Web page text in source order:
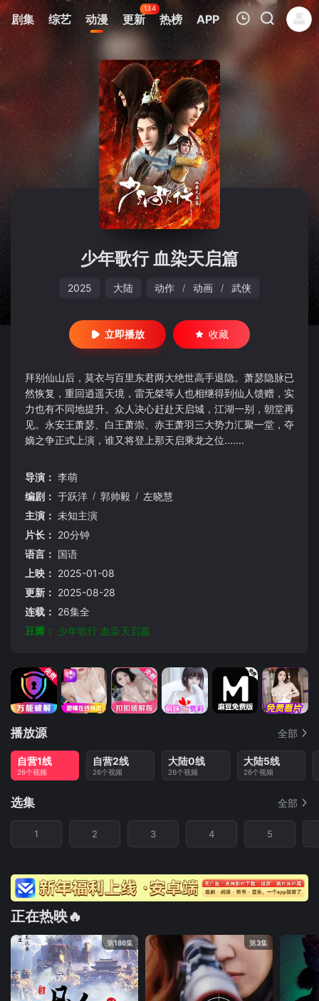
剧集 综艺 动漫 更新
134
热榜 APP
我的观影记录
暂无观看影片的记录
少年歌行 血染天启篇
2025 大陆 动作 / 动画 / 武侠
立即播放 收藏
拜别仙山后，莫衣与百里东君两大绝世高手退隐。萧瑟隐脉已
然恢复，重回逍遥天境，雷无桀等人也相继得到仙人馈赠，实
力也有不同地提升。众人决心赶赴天启城，江湖一别，朝堂再
见。永安王萧瑟、白王萧崇、赤王萧羽三大势力汇聚一堂，夺
嫡之争正式上演，谁又将登上那天启乘龙之位.......
导演： 李萌
编剧： 于跃洋 / 郭帅毅 / 左晓慧
主演： 未知主演
片长： 20分钟
语言： 国语
上映： 2025-01-08
更新： 2025-08-28
连载： 26集全
豆瓣： 少年歌行 血染天启篇
播放源 全部
自营1线
26个视频
自营2线
26个视频
大陆0线
26个视频
大陆5线
26个视频
选集 全部
1 2 3 4 5
正在热映🔥
第186集 第3集